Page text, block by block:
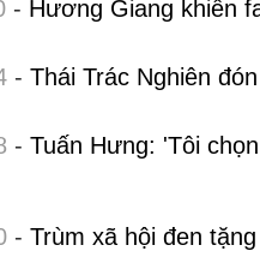
- Hương Giang khiến
- Thái Trác Nghiên
- Tuấn Hưng: 'Tôi
- Trùm xã hội đen